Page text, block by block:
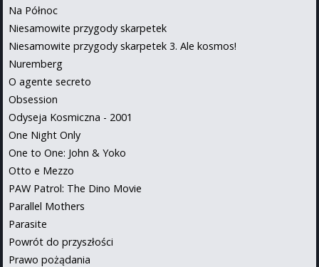
Na Północ
Niesamowite przygody skarpetek
Niesamowite przygody skarpetek 3. Ale kosmos!
Nuremberg
O agente secreto
Obsession
Odyseja Kosmiczna - 2001
One Night Only
One to One: John & Yoko
Otto e Mezzo
PAW Patrol: The Dino Movie
Parallel Mothers
Parasite
Powrót do przyszłości
Prawo pożądania